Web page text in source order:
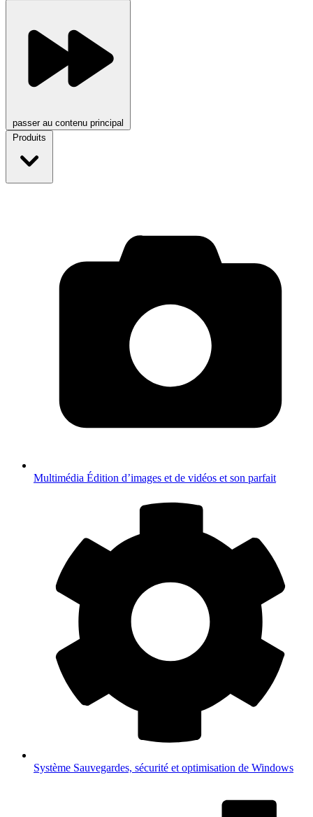
passer au contenu principal
Produits
Multimédia Édition d’images et de vidéos et son parfait
Système Sauvegardes, sécurité et optimisation de Windows